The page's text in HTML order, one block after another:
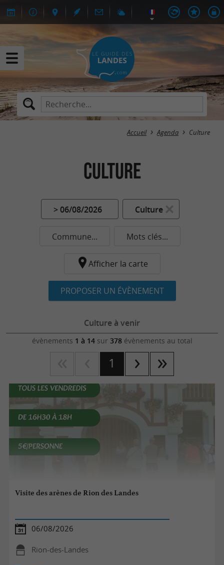
Accueil Agenda Culture
Culture
> 06/08/2026 Culture
Commune... Mots clés...
Afficher la carte
PROPOSER UN ÉVÈNEMENT
Culture à venir
évènements 1 à 14sur 378évènements au total
1
Visite des arènes de Rion des Landes
06/08/2026
Rion-des-Landes